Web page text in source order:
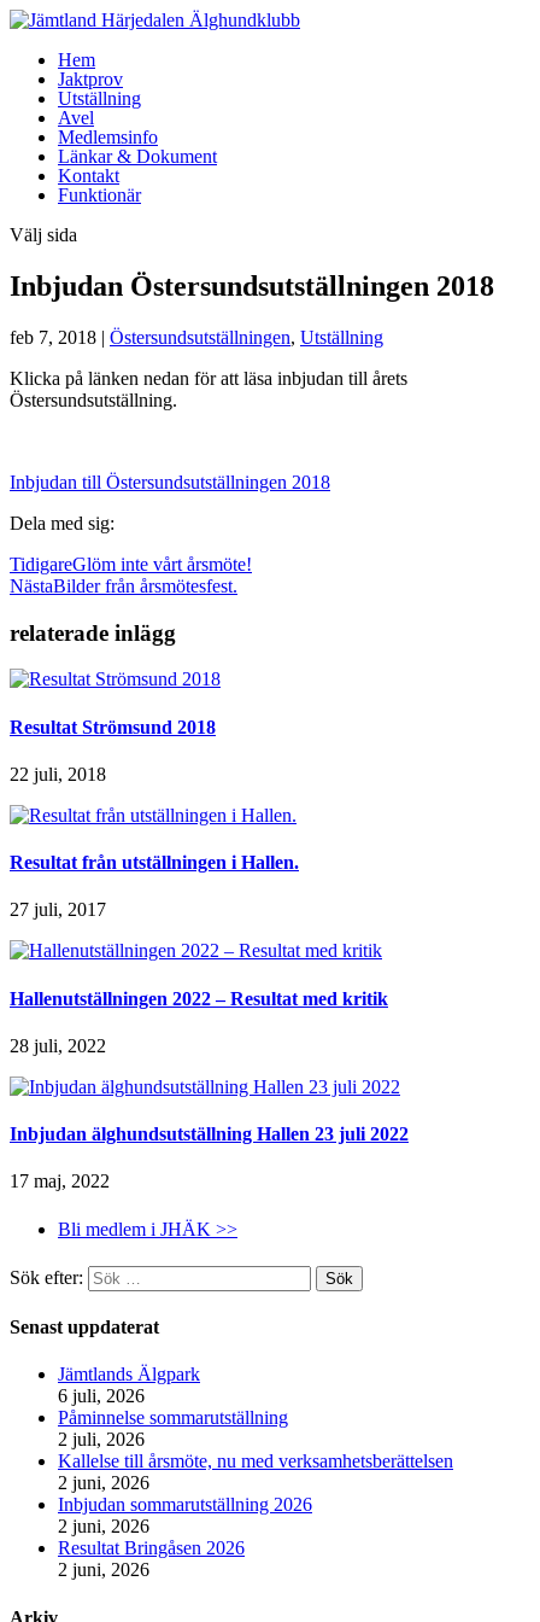
Hem
Jaktprov
Utställning
Avel
Medlemsinfo
Länkar & Dokument
Kontakt
Funktionär
Välj sida
Inbjudan Östersundsutställningen 2018
feb 7, 2018 | Östersundsutställningen, Utställning
Klicka på länken nedan för att läsa inbjudan till årets
Östersundsutställning.
Inbjudan till Östersundsutställningen 2018
Dela med sig:
TidigareGlöm inte vårt årsmöte!
NästaBilder från årsmötesfest.
relaterade inlägg
Resultat Strömsund 2018
22 juli, 2018
Resultat från utställningen i Hallen.
27 juli, 2017
Hallenutställningen 2022 – Resultat med kritik
28 juli, 2022
Inbjudan älghundsutställning Hallen 23 juli 2022
17 maj, 2022
Bli medlem i JHÄK >>
Sök efter:
Senast uppdaterat
Jämtlands Älgpark
6 juli, 2026
Påminnelse sommarutställning
2 juli, 2026
Kallelse till årsmöte, nu med verksamhetsberättelsen
2 juni, 2026
Inbjudan sommarutställning 2026
2 juni, 2026
Resultat Bringåsen 2026
2 juni, 2026
Arkiv